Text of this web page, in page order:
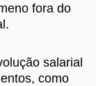
fora do
salarial
como